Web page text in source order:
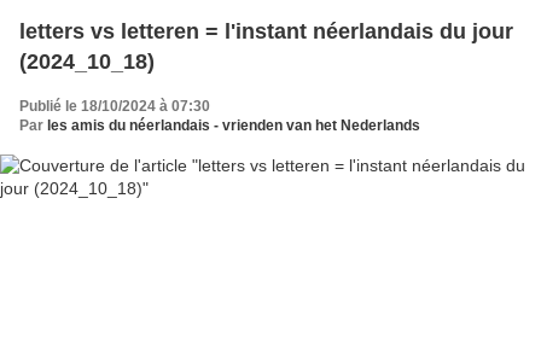
letters vs letteren = l'instant néerlandais du jour
(2024_10_18)
Publié le 18/10/2024 à 07:30
Par les amis du néerlandais - vrienden van het Nederlands